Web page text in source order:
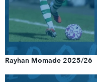
Rayhan Momade 2025/26